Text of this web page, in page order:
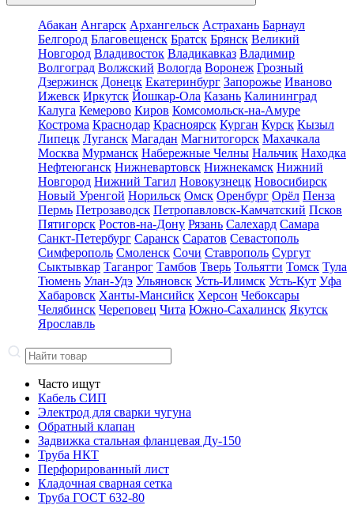
Абакан Ангарск Архангельск Астрахань Барнаул
Белгород Благовещенск Братск Брянск Великий
Новгород Владивосток Владикавказ Владимир
Волгоград Волжский Вологда Воронеж Грозный
Дзержинск Донецк Екатеринбург Запорожье Иваново
Ижевск Иркутск Йошкар-Ола Казань Калининград
Калуга Кемерово Киров Комсомольск-на-Амуре
Кострома Краснодар Красноярск Курган Курск Кызыл
Липецк Луганск Магадан Магнитогорск Махачкала
Москва Мурманск Набережные Челны Нальчик Находка
Нефтеюганск Нижневартовск Нижнекамск Нижний
Новгород Нижний Тагил Новокузнецк Новосибирск
Новый Уренгой Норильск Омск Оренбург Орёл Пенза
Пермь Петрозаводск Петропавловск-Камчатский Псков
Пятигорск Ростов-на-Дону Рязань Салехард Самара
Санкт-Петербург Саранск Саратов Севастополь
Симферополь Смоленск Сочи Ставрополь Сургут
Сыктывкар Таганрог Тамбов Тверь Тольятти Томск Тула
Тюмень Улан-Удэ Ульяновск Усть-Илимск Усть-Кут Уфа
Хабаровск Ханты-Мансийск Херсон Чебоксары
Челябинск Череповец Чита Южно-Сахалинск Якутск
Ярославль
Часто ищут
Кабель СИП
Электрод для сварки чугуна
Обратный клапан
Задвижка стальная фланцевая Ду-150
Труба НКТ
Перфорированный лист
Кладочная сварная сетка
Труба ГОСТ 632-80